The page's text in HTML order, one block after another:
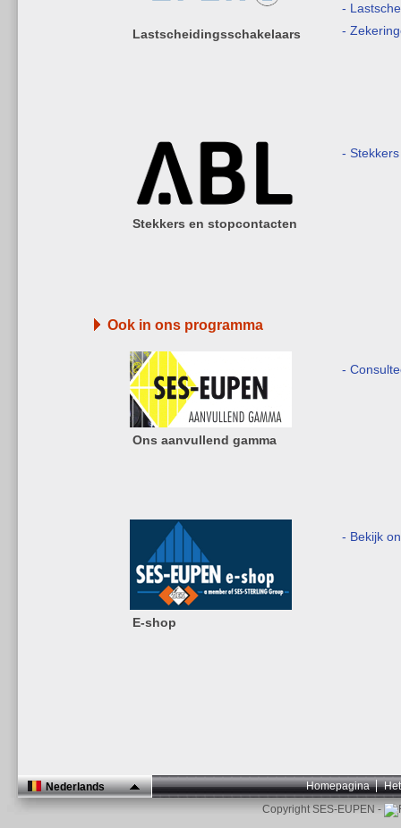
Lastscheidingsschakelaars
-
-
Stekkers en stopcontacten
-
Ook in ons programma
Ons aanvullend gamma
-
E-shop
- Bekijk
Nederlands Homepagina
Copyright SES-EUPEN -